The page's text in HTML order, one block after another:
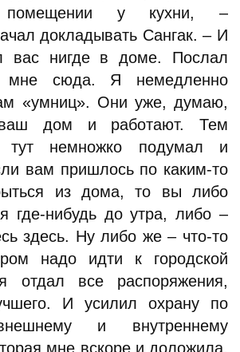
помещении у кухни, –
докладывать Сангак. – И
вас нигде в доме. Послал
мне сюда. Я немедленно
«умниц». Они уже, думаю,
дом и работают. Тем
немножко подумал и
вам пришлось по каким-то
из дома, то вы либо
где-нибудь до утра, либо –
здесь. Ну либо же – что-то
надо идти к городской
отдал все распоряжения,
И усилил охрану по
и внутреннему
мне вскоре и доложила,